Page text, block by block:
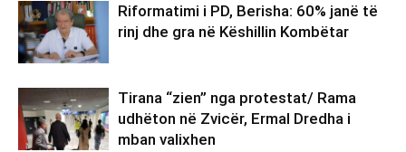
Riformatimi i PD, Berisha: 60% janë të
rinj dhe gra në Këshillin Kombëtar
Tirana “zien” nga protestat/ Rama
udhëton në Zvicër, Ermal Dredha i
mban valixhen